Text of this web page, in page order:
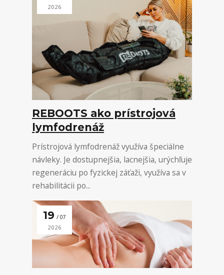
2026
REBOOTS ako prístrojová
lymfodrenáž
Prístrojová lymfodrenáž využíva špeciálne
návleky. Je dostupnejšia, lacnejšia, urýchľuje
regeneráciu po fyzickej záťaži, využíva sa v
rehabilitácii po...
19 07
2026